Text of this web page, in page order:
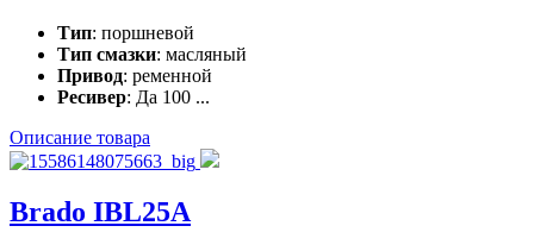
Тип: поршневой
Тип смазки: масляный
Привод: ременной
Ресивер: Да 100 ...
Описание товара
Brado IBL25A